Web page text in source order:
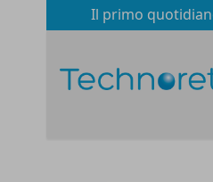
Il primo